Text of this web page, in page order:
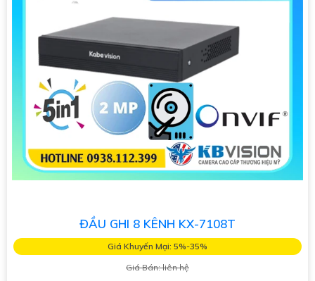
ĐẦU GHI 8 KÊNH KX-7108T
Giá Khuyến Mại: 5%-35%
Giá Bán: liên hệ